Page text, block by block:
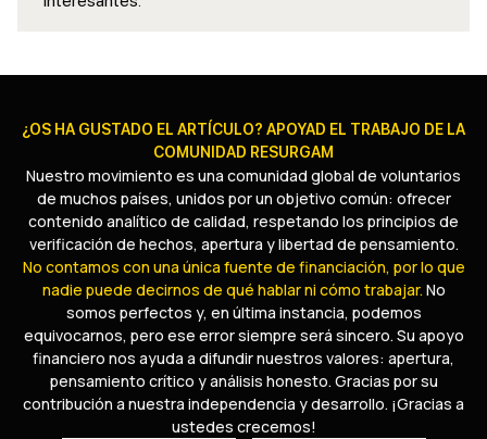
¿OS HA GUSTADO EL ARTÍCULO? APOYAD EL TRABAJO DE LA
COMUNIDAD RESURGAM
Nuestro movimiento es una comunidad global de voluntarios
de muchos países, unidos por un objetivo común: ofrecer
contenido analítico de calidad, respetando los principios de
verificación de hechos, apertura y libertad de pensamiento.
No contamos con una única fuente de financiación, por lo que
nadie puede decirnos de qué hablar ni cómo trabajar. No
somos perfectos y, en última instancia, podemos
equivocarnos, pero ese error siempre será sincero. Su apoyo
financiero nos ayuda a difundir nuestros valores: apertura,
pensamiento crítico y análisis honesto. Gracias por su
contribución a nuestra independencia y desarrollo. ¡Gracias a
ustedes crecemos!